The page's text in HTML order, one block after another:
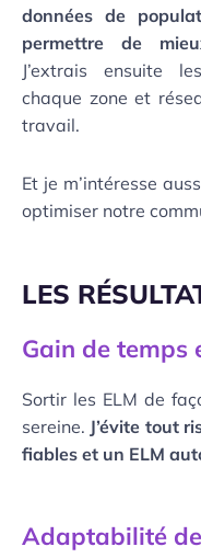
données de
permettre de
J’extrais ensuite
chaque zone et
travail.
Et je m’intéresse
optimiser notre
LES
Gain de temps
Sortir les ELM de
sereine. J’évite tout
fiables et un ELM
Adaptabilité de